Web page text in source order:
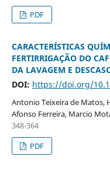
PDF
CARACTERÍSTICAS
FERTIRRIGAÇÃO DO
DA LAVAGEM E
DOI: https://doi.org/
Antonio Teixeira de Matos,
Afonso Ferreira, Marcio
348-364
PDF